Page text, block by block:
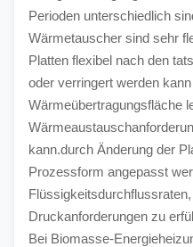
Perioden unterschiedlich
Wärmetauscher sind sehr
Platten flexibel nach den
oder verringert werden
Wärmeübertragungsfläche
kann.durch Änderung der
Prozessform angepasst
Druckanforderungen zu
Bei Biomasse-